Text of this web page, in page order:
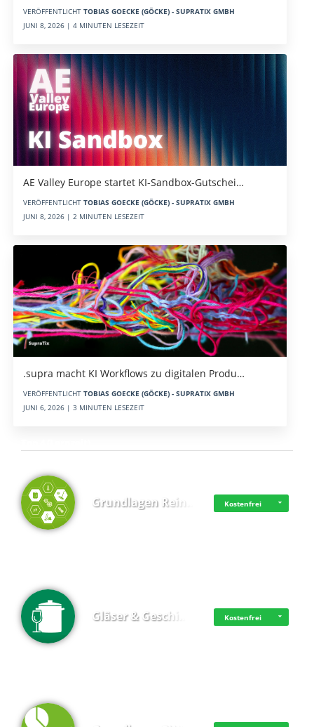
VERÖFFENTLICHT TOBIAS GOECKE (GÖCKE) - SUPRATIX GMBH
JUNI 8, 2026 | 4 MINUTEN LESEZEIT
AE Valley Europe startet KI-Sandbox-Gutschei…
VERÖFFENTLICHT TOBIAS GOECKE (GÖCKE) - SUPRATIX GMBH
JUNI 8, 2026 | 2 MINUTEN LESEZEIT
.supra macht KI Workflows zu digitalen Produ…
VERÖFFENTLICHT TOBIAS GOECKE (GÖCKE) - SUPRATIX GMBH
JUNI 6, 2026 | 3 MINUTEN LESEZEIT
Grundlagen Rein… Kostenfrei
Gläser & Geschi… Kostenfrei